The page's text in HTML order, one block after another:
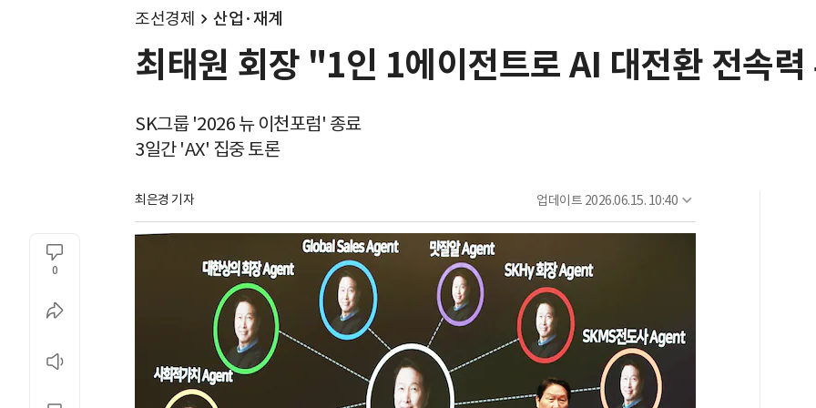
조선경제 산업·재계
최태원 회장 "1인 1에이전트로 AI 대전환 전속
SK그룹 '2026 뉴 이천포럼' 종료
3일간 'AX' 집중 토론
최은경 기자 업데이트 2026.06.15. 10:40
0